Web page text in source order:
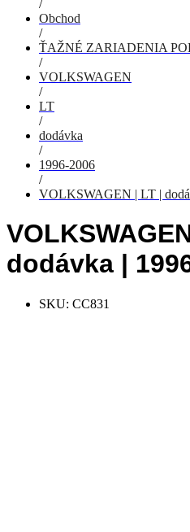
/
Obchod
/
ŤAŽNÉ ZARIADENIA
/
VOLKSWAGEN
/
LT
/
dodávka
/
1996-2006
/
VOLKSWAGEN | LT |
dodávka |
SKU: CC831